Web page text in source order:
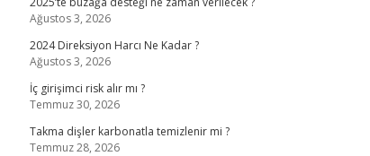
Ağustos 3, 2026
2024 Direksiyon Harcı Ne Kadar ?
Ağustos 3, 2026
İç girişimci risk alır mı ?
Temmuz 30, 2026
Takma dişler karbonatla temizlenir mi ?
Temmuz 28, 2026